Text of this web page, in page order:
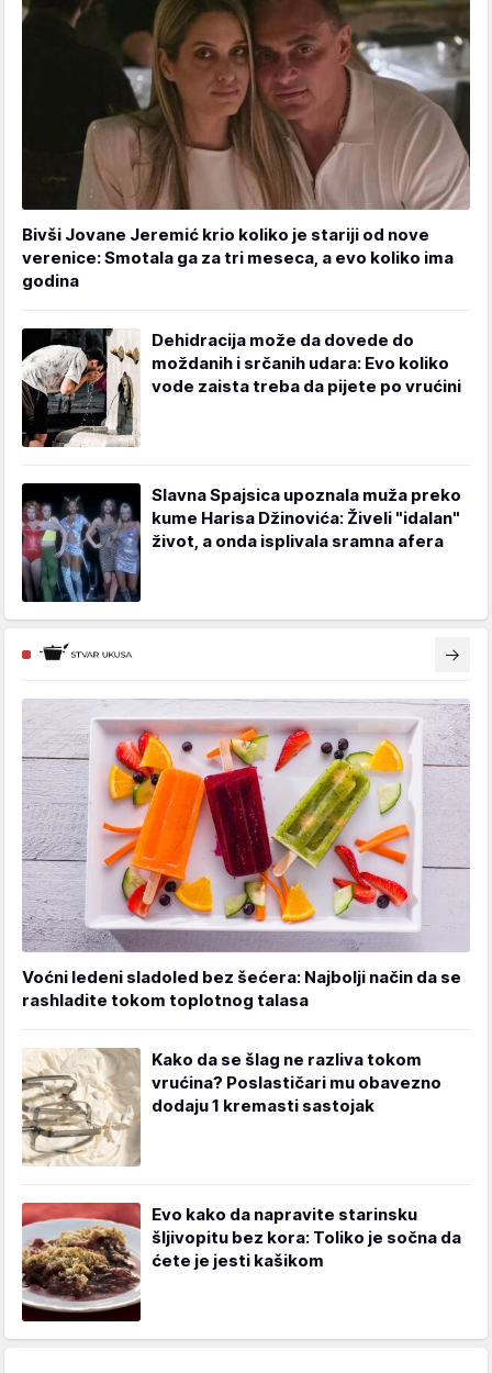
Bivši Jovane Jeremić krio koliko je stariji od nove
verenice: Smotala ga za tri meseca, a evo koliko ima
godina
Dehidracija može da dovede do
moždanih i srčanih udara: Evo koliko
vode zaista treba da pijete po vrućini
Slavna Spajsica upoznala muža preko
kume Harisa Džinovića: Živeli "idalan"
život, a onda isplivala sramna afera
Voćni ledeni sladoled bez šećera: Najbolji način da se
rashladite tokom toplotnog talasa
Kako da se šlag ne razliva tokom
vrućina? Poslastičari mu obavezno
dodaju 1 kremasti sastojak
Evo kako da napravite starinsku
šljivopitu bez kora: Toliko je sočna da
ćete je jesti kašikom